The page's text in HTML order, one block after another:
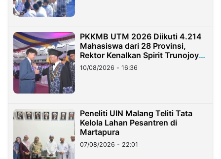
PKKMB UTM 2026 Diikuti 4.214
Mahasiswa dari 28 Provinsi,
Rektor Kenalkan Spirit Trunojoyo
Masa Kini
10/08/2026 - 16:36
Peneliti UIN Malang Teliti Tata
Kelola Lahan Pesantren di
Martapura
07/08/2026 - 22:01